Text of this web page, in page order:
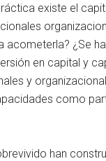
existe el
acometerla? ¿Se
en capital y
y
como
han